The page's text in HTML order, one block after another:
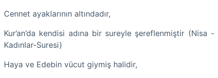
Cennet ayaklarının altındadır,
Kur’an’da kendisi adına bir sureyle şereflenmiştir (Nisa -
Kadınlar-Suresi)
Haya ve Edebin vücut giymiş halidir,